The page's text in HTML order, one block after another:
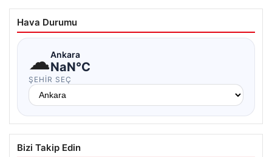
Hava Durumu
☁Ankara
NaN°C
ŞEHIR SEÇ
Bizi Takip Edin